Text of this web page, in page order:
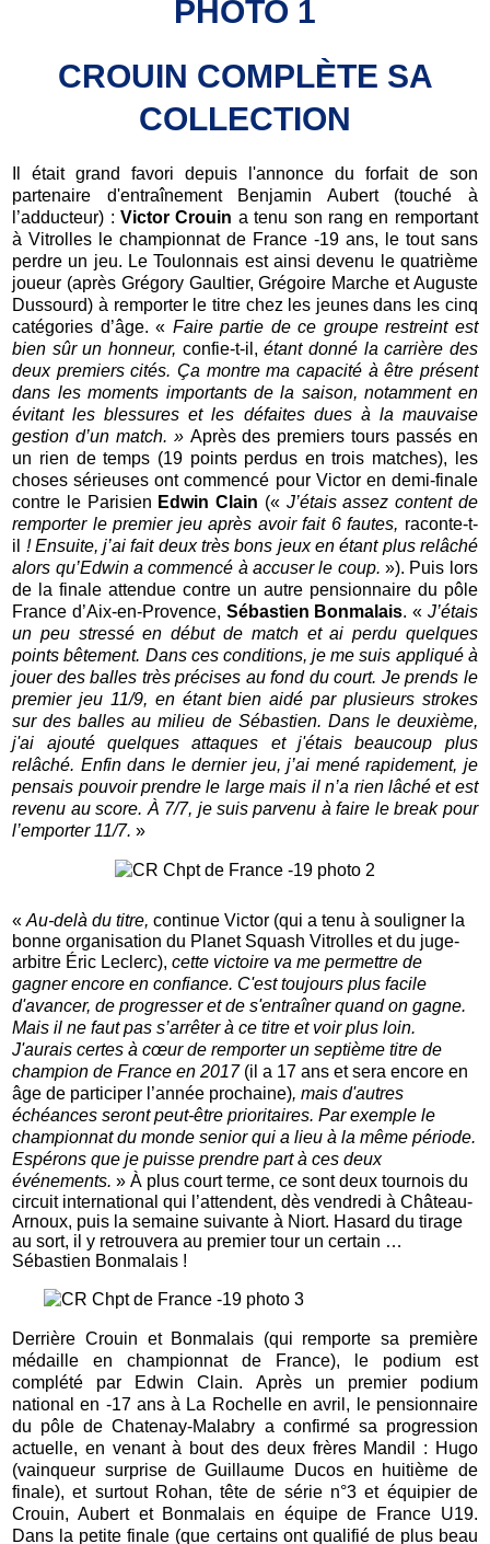
CROUIN COMPLÈTE SA
COLLECTION
Il était grand favori depuis l'annonce du forfait de son
partenaire d'entraînement Benjamin Aubert (touché à
l’adducteur) : Victor Crouin a tenu son rang en remportant
à Vitrolles le championnat de France -19 ans, le tout sans
perdre un jeu. Le Toulonnais est ainsi devenu le quatrième
joueur (après Grégory Gaultier, Grégoire Marche et Auguste
Dussourd) à remporter le titre chez les jeunes dans les cinq
catégories d’âge. « Faire partie de ce groupe restreint est
bien sûr un honneur, confie-t-il,étant donné la carrière des
deux premiers cités. Ça montre ma capacité à être présent
dans les moments importants de la saison, notamment en
évitant les blessures et les défaites dues à la mauvaise
gestion d’un match. » Après des premiers tours passés en
un rien de temps (19 points perdus en trois matches), les
choses sérieuses ont commencé pour Victor en demi-finale
contre le Parisien Edwin Clain (« J’étais assez content de
remporter le premier jeu après avoir fait 6 fautes, raconte-t-
il ! Ensuite, j’ai fait deux très bons jeux en étant plus relâché
alors qu’Edwin a commencé à accuser le coup. »). Puis lors
de la finale attendue contre un autre pensionnaire du pôle
France d’Aix-en-Provence, Sébastien Bonmalais. « J’étais
un peu stressé en début de match et ai perdu quelques
points bêtement. Dans ces conditions, je me suis appliqué à
jouer des balles très précises au fond du court. Je prends le
premier jeu 11/9, en étant bien aidé par plusieurs strokes
sur des balles au milieu de Sébastien. Dans le deuxième,
j'ai ajouté quelques attaques et j'étais beaucoup plus
relâché. Enfin dans le dernier jeu, j’ai mené rapidement, je
pensais pouvoir prendre le large mais il n’a rien lâché et est
revenu au score. À 7/7, je suis parvenu à faire le break pour
l’emporter 11/7.»
«Au-delà du titre,continue Victor (qui a tenu à souligner la
bonne organisation du Planet Squash Vitrolles et du juge-
arbitre Éric Leclerc),cette victoire va me permettre de
gagner encore en confiance. C'est toujours plus facile
d'avancer, de progresser et de s'entraîner quand on gagne.
Mais il ne faut pas s’arrêter à ce titre et voir plus loin.
J'aurais certes à cœur de remporter un septième titre de
champion de France en 2017 (il a 17 ans et sera encore en
âge de participer l’année prochaine), mais d'autres
échéances seront peut-être prioritaires. Par exemple le
championnat du monde senior qui a lieu à la même période.
Espérons que je puisse prendre part à ces deux
événements.» À plus court terme, ce sont deux tournois du
circuit international qui l’attendent, dès vendredi à Château-
Arnoux, puis la semaine suivante à Niort. Hasard du tirage
au sort, il y retrouvera au premier tour un certain …
Sébastien Bonmalais !
Derrière Crouin et Bonmalais (qui remporte sa première
médaille en championnat de France), le podium est
complété par Edwin Clain. Après un premier podium
national en -17 ans à La Rochelle en avril, le pensionnaire
du pôle de Chatenay-Malabry a confirmé sa progression
actuelle, en venant à bout des deux frères Mandil : Hugo
(vainqueur surprise de Guillaume Ducos en huitième de
finale), et surtout Rohan, tête de série n°3 et équipier de
Crouin, Aubert et Bonmalais en équipe de France U19.
Dans la petite finale (que certains ont qualifié de plus beau